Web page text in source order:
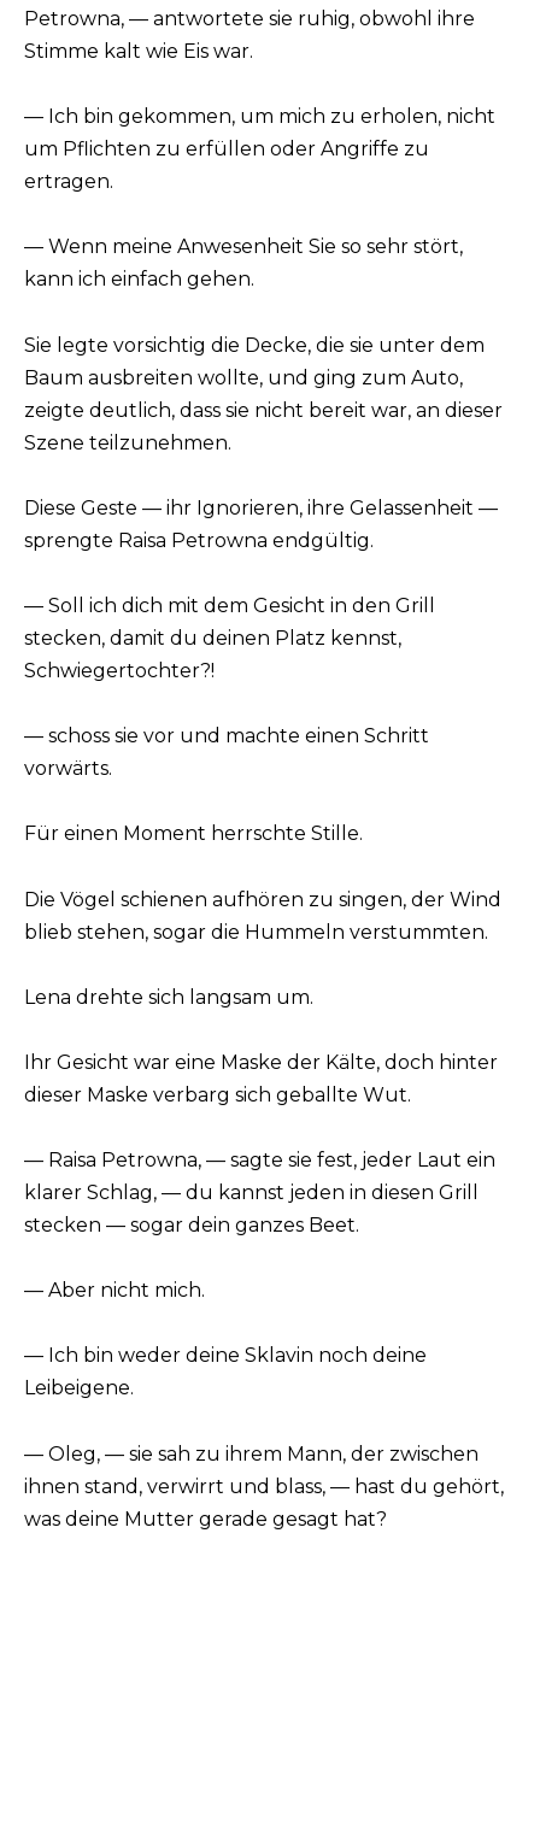
Petrowna, — antwortete sie ruhig, obwohl ihre
Stimme kalt wie Eis war.
— Ich bin gekommen, um mich zu erholen, nicht
um Pflichten zu erfüllen oder Angriffe zu
ertragen.
— Wenn meine Anwesenheit Sie so sehr stört,
kann ich einfach gehen.
Sie legte vorsichtig die Decke, die sie unter dem
Baum ausbreiten wollte, und ging zum Auto,
zeigte deutlich, dass sie nicht bereit war, an dieser
Szene teilzunehmen.
Diese Geste — ihr Ignorieren, ihre Gelassenheit —
sprengte Raisa Petrowna endgültig.
— Soll ich dich mit dem Gesicht in den Grill
stecken, damit du deinen Platz kennst,
Schwiegertochter?!
— schoss sie vor und machte einen Schritt
vorwärts.
Für einen Moment herrschte Stille.
Die Vögel schienen aufhören zu singen, der Wind
blieb stehen, sogar die Hummeln verstummten.
Lena drehte sich langsam um.
Ihr Gesicht war eine Maske der Kälte, doch hinter
dieser Maske verbarg sich geballte Wut.
— Raisa Petrowna, — sagte sie fest, jeder Laut ein
klarer Schlag, — du kannst jeden in diesen Grill
stecken — sogar dein ganzes Beet.
— Aber nicht mich.
— Ich bin weder deine Sklavin noch deine
Leibeigene.
— Oleg, — sie sah zu ihrem Mann, der zwischen
ihnen stand, verwirrt und blass, — hast du gehört,
was deine Mutter gerade gesagt hat?